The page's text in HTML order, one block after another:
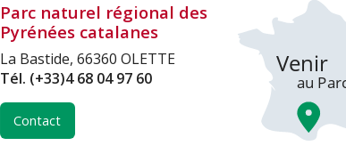
Parc naturel régional des
Pyrénées catalanes
La Bastide, 66360 OLETTE
Tél. (+33)4 68 04 97 60
Contact